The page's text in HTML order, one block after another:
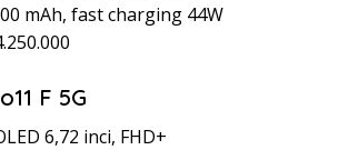
mAh, fast charging 44W
F 5G
6,72 inci, FHD+